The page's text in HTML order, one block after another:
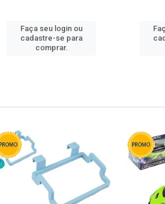
Faça seu login ou
cadastre-se para
comprar.